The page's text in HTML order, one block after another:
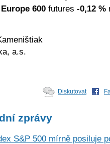
600 futures -0,12 %
a.s.
Diskutovat
zprávy
S&P 500 mírně posiluje